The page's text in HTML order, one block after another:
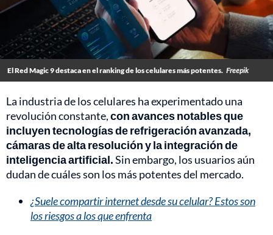
El Red Magic 9 destaca en el ranking de los celulares más potentes. Freepik
La industria de los celulares ha experimentado una
revolución constante,con avances notables que
incluyen tecnologías de refrigeración avanzada,
cámaras de alta resolución y la integración de
inteligencia artificial.Sin embargo, los usuarios aún
dudan de cuáles son los más potentes del mercado.
¿Suele compartir internet desde su celular? Estos son
los riesgos a los que enfrenta